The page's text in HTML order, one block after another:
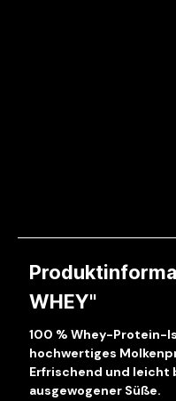
WHEY"
100 % Whey-Protein-
hochwertiges
Erfrischend und leicht
ausgewogener Süße.